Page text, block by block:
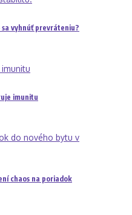
sa vyhnúť prevráteniu?
imunitu
chaos na poriadok